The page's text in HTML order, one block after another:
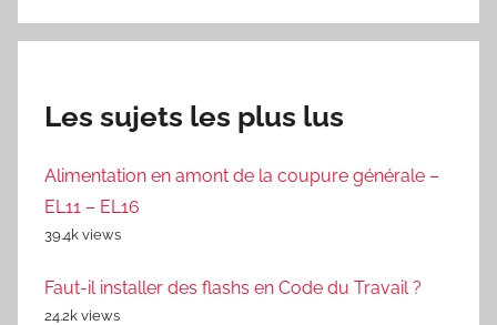
Les sujets les plus lus
Alimentation en amont de la coupure générale –
EL11 – EL16
39.4k views
Faut-il installer des flashs en Code du Travail ?
24.2k views